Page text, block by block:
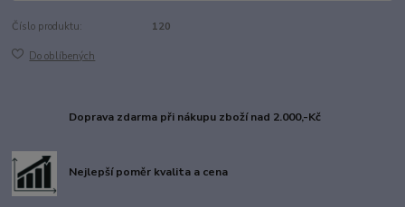
Číslo produktu: 120
Do oblíbených
Doprava zdarma při nákupu zboží nad 2.000,-Kč
Nejlepší poměr kvalita a cena